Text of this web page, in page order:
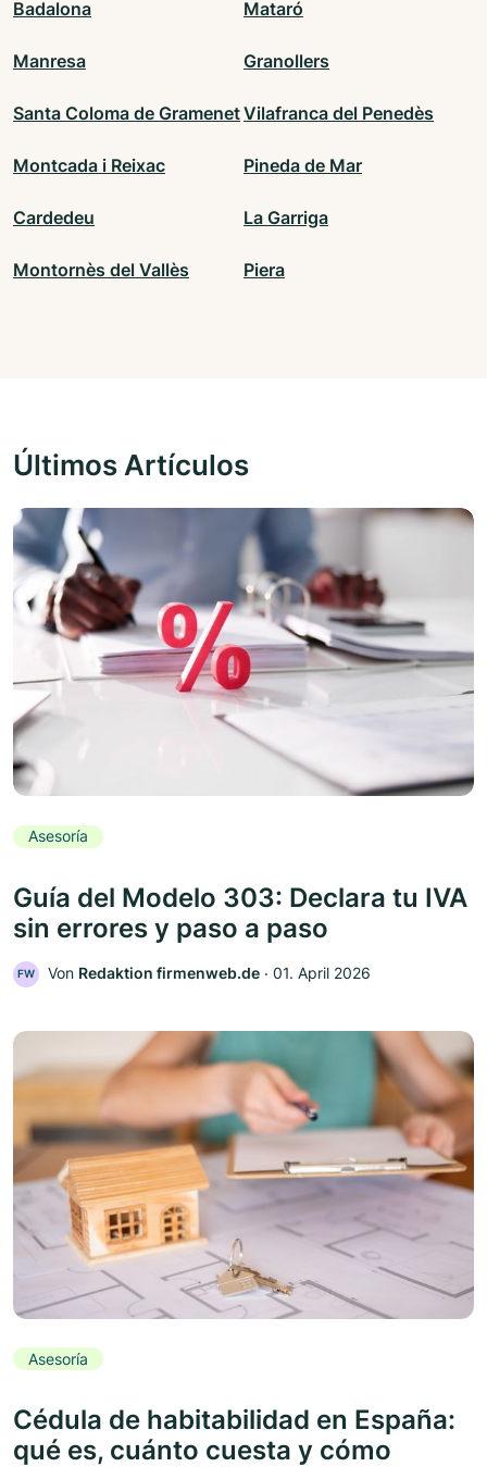
Badalona Mataró
Manresa Granollers
Santa Coloma de GramenetVilafranca del Penedès
Montcada i Reixac Pineda de Mar
Cardedeu La Garriga
Montornès del Vallès Piera
Últimos Artículos
Asesoría
Guía del Modelo 303: Declara tu IVA
sin errores y paso a paso
FW Von Redaktion firmenweb.de ‧ 01. April 2026
Asesoría
Cédula de habitabilidad en España:
qué es, cuánto cuesta y cómo